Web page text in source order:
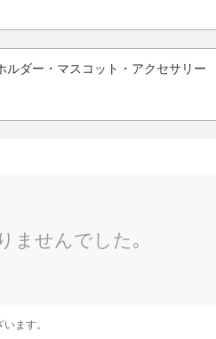
ルダー・マスコット・アクセサリー